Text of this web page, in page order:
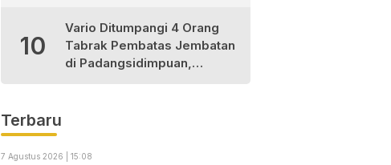
Usut Tuntas
10
Vario Ditumpangi 4 Orang
Tabrak Pembatas Jembatan
di Padangsidimpuan,
Terbaru
7 Agustus 2026 | 15:08